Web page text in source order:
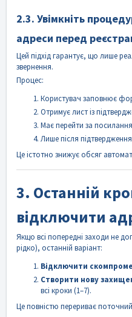
2.3. Увімкніть
адреси перед
Цей підхід гарантує, що лише
звернення.
Процес:
Користувач заповнює
Отримує лист із
Має перейти за
Лише після
Це істотно знижує обсяг
3. Останній
відключити
Якщо всі попередні заходи не
рідко), останній варіант:
Відключити
Створити нову
всі кроки (1–7).
Це повністю перериває